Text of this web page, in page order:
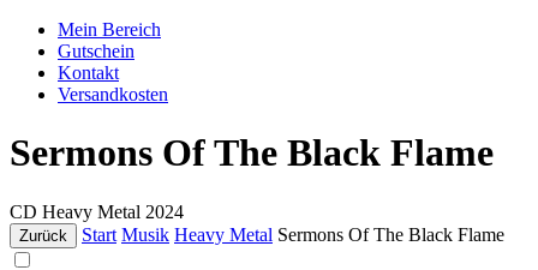
Mein Bereich
Gutschein
Kontakt
Versandkosten
Sermons Of The Black Flame
CD Heavy Metal 2024
Zurück Start Musik Heavy Metal Sermons Of The Black Flame